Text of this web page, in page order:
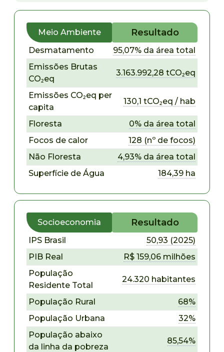
Meio Ambiente Resultado
Desmatamento
95,07% da área total
Emissões Brutas
CO₂eq
3.163.992,28 tCO₂eq
Emissões CO₂eq per
capita
130,1 tCO₂eq / hab
Floresta
0% da área total
Focos de calor
128 (nº de focos)
Não Floresta
4,93% da área total
Superfície de Água
184,39 ha
Socioeconomia Resultado
IPS Brasil
50,93 (2025)
PIB Real
R$ 159,06 milhões
População
Residente Total
24.320 habitantes
População Rural
68%
População Urbana
32%
População abaixo
da linha da pobreza
85,54%